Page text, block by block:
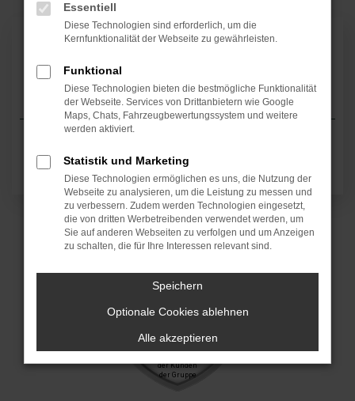
Essentiell
Diese Technologien sind erforderlich, um die
Kernfunktionalität der Webseite zu gewährleisten.
Funktional
Diese Technologien bieten die bestmögliche Funktionalität
der Webseite. Services von Drittanbietern wie Google
Maps, Chats, Fahrzeugbewertungssystem und weitere
werden aktiviert.
Statistik und Marketing
Diese Technologien ermöglichen es uns, die Nutzung der
Webseite zu analysieren, um die Leistung zu messen und
zu verbessern. Zudem werden Technologien eingesetzt,
die von dritten Werbetreibenden verwendet werden, um
Sie auf anderen Webseiten zu verfolgen und um Anzeigen
zu schalten, die für Ihre Interessen relevant sind.
Speichern
Optionale Cookies ablehnen
Alle akzeptieren